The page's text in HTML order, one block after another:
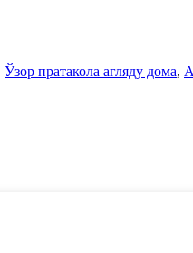
Ўзор пратакола агляду дома,